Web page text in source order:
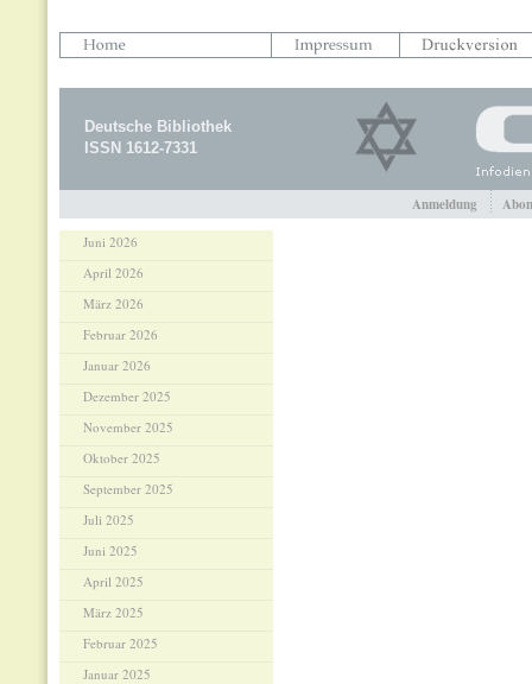
Deutsche Bibliothek
ISSN 1612-7331
Anmeldung
Juni 2026
April 2026
März 2026
Februar 2026
Januar 2026
Dezember 2025
November 2025
Oktober 2025
September 2025
Juli 2025
Juni 2025
April 2025
März 2025
Februar 2025
Januar 2025